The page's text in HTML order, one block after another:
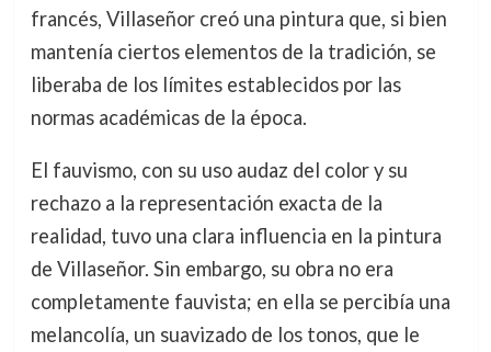
francés, Villaseñor creó una pintura que, si bien
mantenía ciertos elementos de la tradición, se
liberaba de los límites establecidos por las
normas académicas de la época.
El fauvismo, con su uso audaz del color y su
rechazo a la representación exacta de la
realidad, tuvo una clara influencia en la pintura
de Villaseñor. Sin embargo, su obra no era
completamente fauvista; en ella se percibía una
melancolía, un suavizado de los tonos, que le